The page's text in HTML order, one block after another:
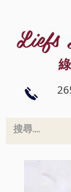
Liefs